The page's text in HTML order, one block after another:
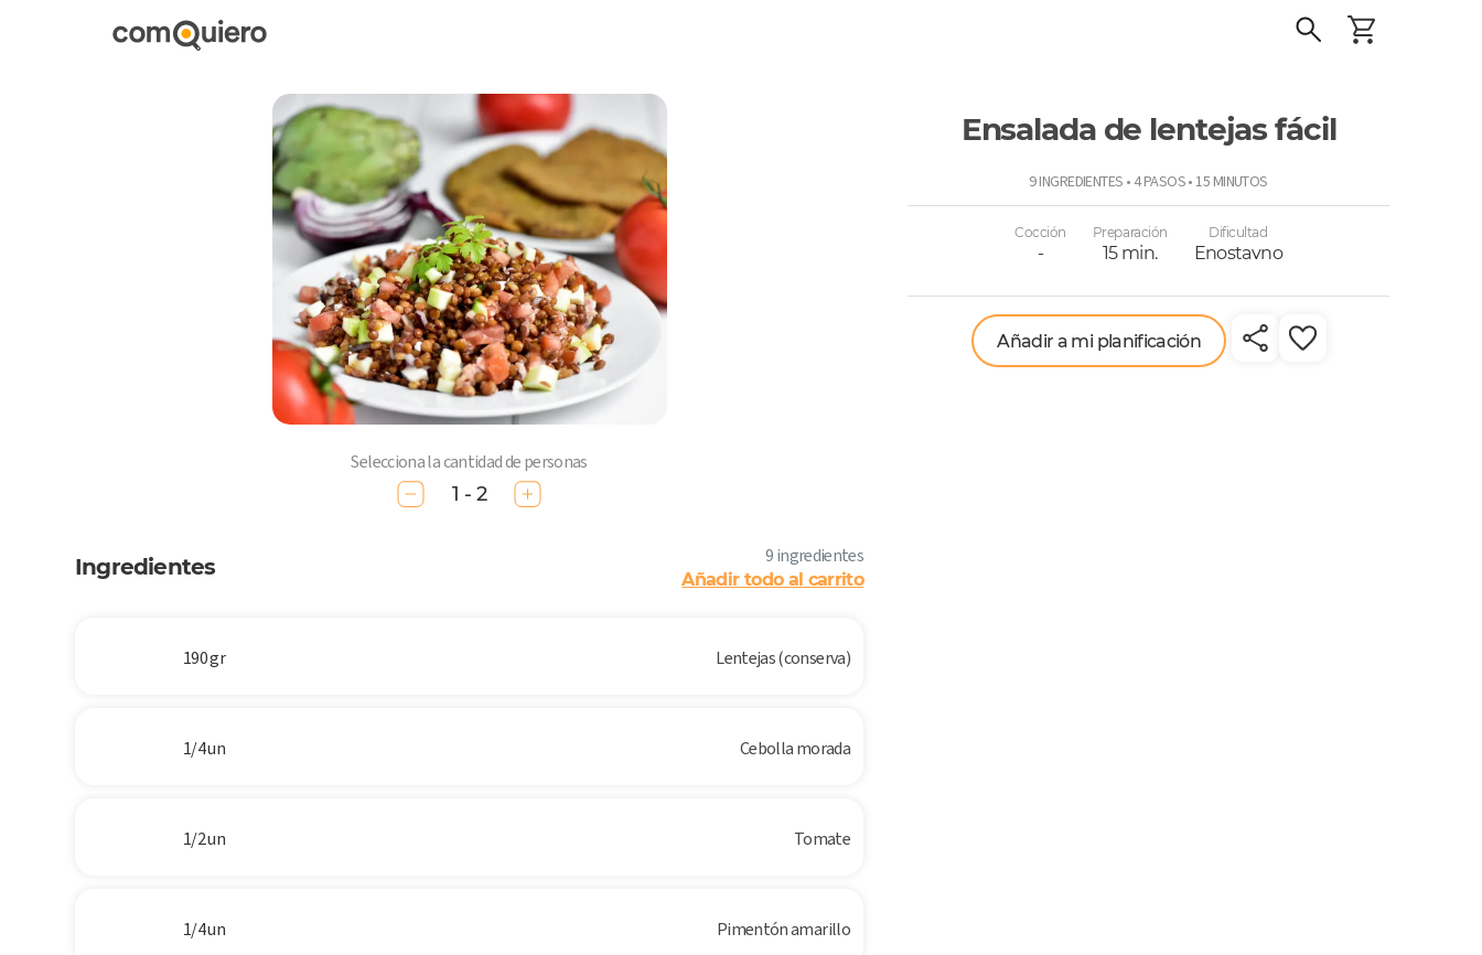
Ensalada de lentejas fácil
9 INGREDIENTES • 4 PASOS • 15 MINUTOS
Cocción
-
Preparación
15 min.
Dificultad
Enostavno
Añadir a mi planificación
Selecciona la cantidad de personas
1 - 2
Ingredientes 9 ingredientes
Añadir todo al carrito
190 gr Lentejas (conserva)
1/4 un Cebolla morada
1/2 un Tomate
1/4 un Pimentón amarillo